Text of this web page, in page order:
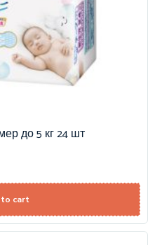
до 5 кг 24 шт
cart